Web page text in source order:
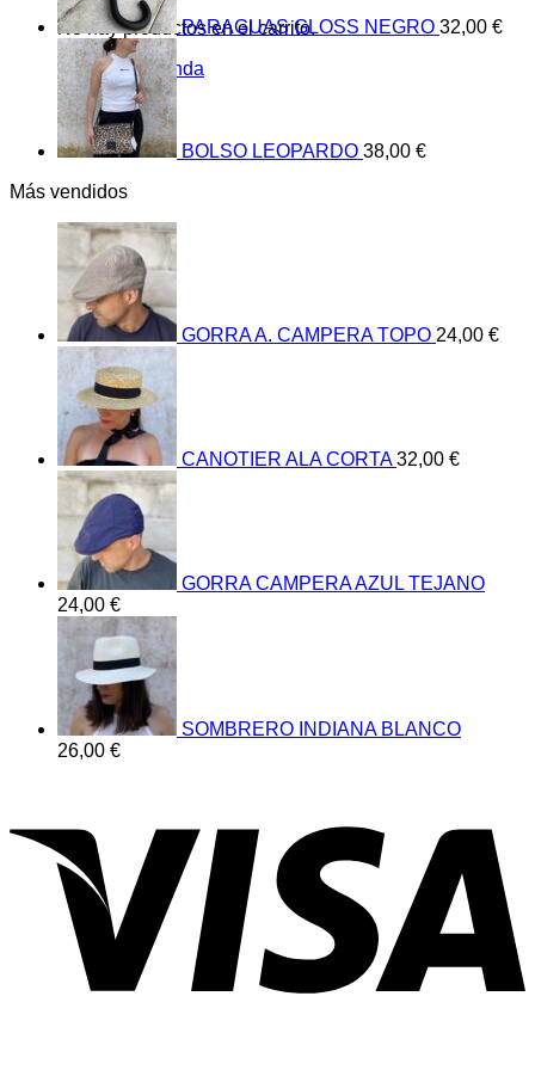
No hay productos en el carrito.
Volver a la tienda
PARAGUAS GLOSS NEGRO 32,00 €
BOLSO LEOPARDO 38,00 €
Más vendidos
GORRA A. CAMPERA TOPO 24,00 €
CANOTIER ALA CORTA 32,00 €
GORRA CAMPERA AZUL TEJANO
24,00 €
SOMBRERO INDIANA BLANCO
26,00 €